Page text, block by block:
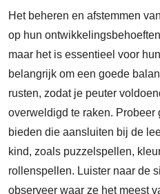
Het beheren en afstemmen
op hun
maar het is essentieel voor
belangrijk om een goede
rusten, zodat je peuter
overweldigd te raken.
bieden die aansluiten bij de
kind, zoals puzzelspellen,
rollenspellen. Luister naar de
observeer waar ze het meest